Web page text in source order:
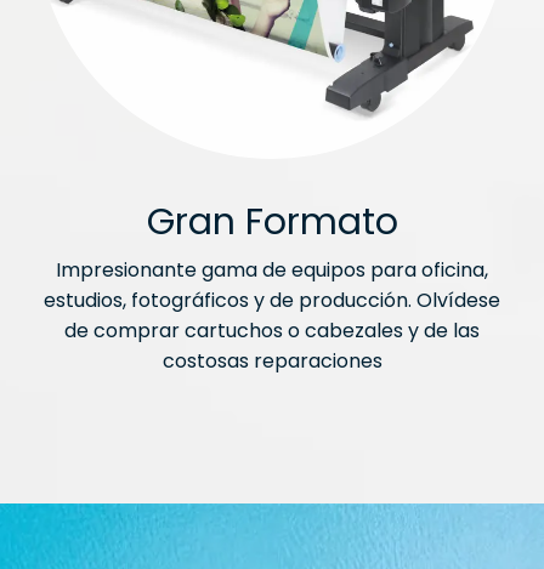
Gran Formato
Impresionante gama de equipos para oficina,
estudios, fotográficos y de producción. Olvídese
de comprar cartuchos o cabezales y de las
costosas reparaciones